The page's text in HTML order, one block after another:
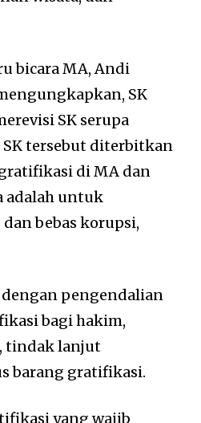
bicara MA, Andi
SK
SK serupa
SK tersebut diterbitkan
di MA dan
adalah untuk
bebas korupsi,
pengendalian
bagi hakim,
tindak lanjut
barang gratifikasi.
yang wajib